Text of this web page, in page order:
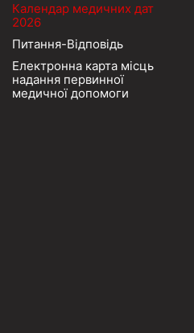
Календар медичних дат
2026
Питання-Відповідь
Електронна карта місць
надання первинної
медичної допомоги